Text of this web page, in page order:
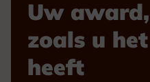
Uw
zoals u
heeft